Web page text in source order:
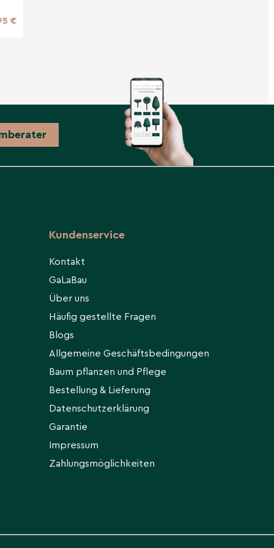
€
Kundenservice
Kontakt
GaLaBau
Über uns
Häufig gestellte Fragen
Blogs
Allgemeine Geschäftsbedingungen
Baum pflanzen und Pflege
Bestellung & Lieferung
Datenschutzerklärung
Garantie
Impressum
Zahlungsmöglichkeiten